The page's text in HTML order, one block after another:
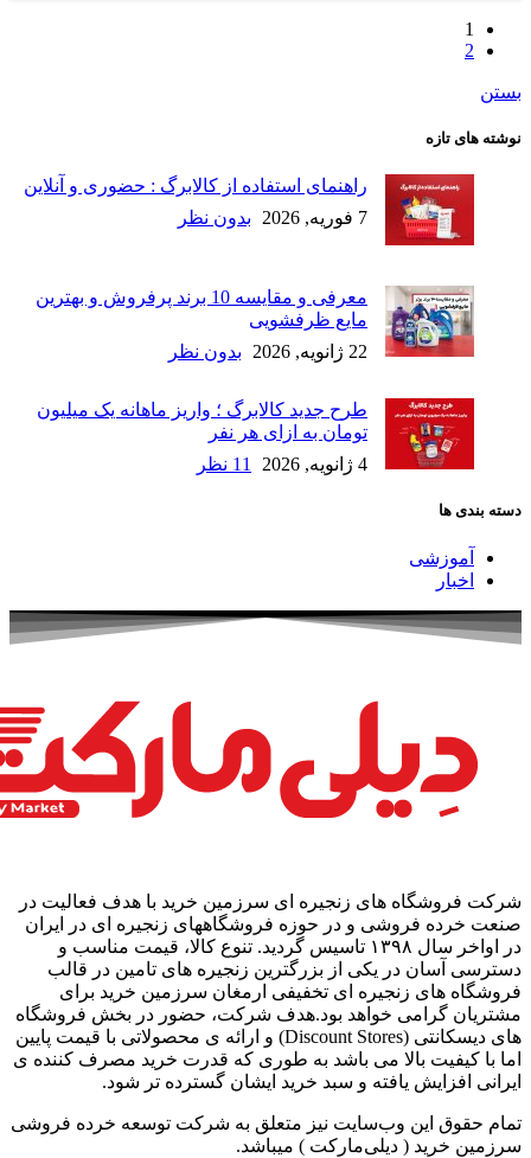
1
2
بستن
نوشته های تازه
راهنمای استفاده از کالابرگ : حضوری و آنلاین
7 فوریه, 2026
بدون نظر
معرفی و مقایسه 10 برند پرفروش و بهترین
مایع ظرفشویی
22 ژانویه, 2026
بدون نظر
طرح جدید کالابرگ ؛ واریز ماهانه یک میلیون
تومان به ازای هر نفر
4 ژانویه, 2026
11 نظر
دسته بندی ها
آموزشی
اخبار
شرکت فروشگاه های زنجیره ای سرزمین خرید با هدف فعالیت در
صنعت خرده فروشی و در حوزه فروشگاههای زنجیره ای در ایران
در اواخر سال ۱۳۹۸ تاسیس گردید. تنوع کالا، قیمت مناسب و
دسترسی آسان در یکی از بزرگترین زنجیره های تامین در قالب
فروشگاه های زنجیره ای تخفیفی ارمغان سرزمین خرید برای
مشتریان گرامی خواهد بود.هدف شرکت، حضور در بخش فروشگاه
های دیسکانتی (Discount Stores) و ارائه ی محصولاتی با قیمت پایین
اما با کیفیت بالا می باشد به طوری که قدرت خرید مصرف کننده ی
ایرانی افزایش یافته و سبد خرید ایشان گسترده تر شود.
تمام حقوق اين وب‌سايت نیز متعلق به شرکت توسعه خرده فروشی
سرزمین خرید ( دیلی‌مارکت ) میباشد.